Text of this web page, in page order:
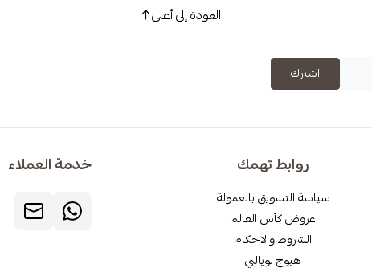
العودة إلى أعلى
اشترك
روابط تهمك
سياسة التسويق بالعمولة
عروض كأس العالم
الشروط والاحكام
هيوج لويالتي
خدمة العملاء